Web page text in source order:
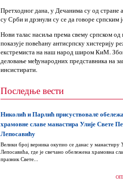
Претходног дана, у Дечанима су од стране
су Срби и дрзнули су се да говоре
Нови талас насиља према свему српском
показује повећану антисрпску
екстремиста на наш народ широм КиМ. Због
деловање међународних представника на
инсистирати.
Последње вести
Николић и Парлић присуствовалe
храмовне славе манастира Улије Свете
Лепосавићу
Велики број верника окупио се данас у манастиру
Лепосавића, где је свечано обележена храмовна
празник Свете...